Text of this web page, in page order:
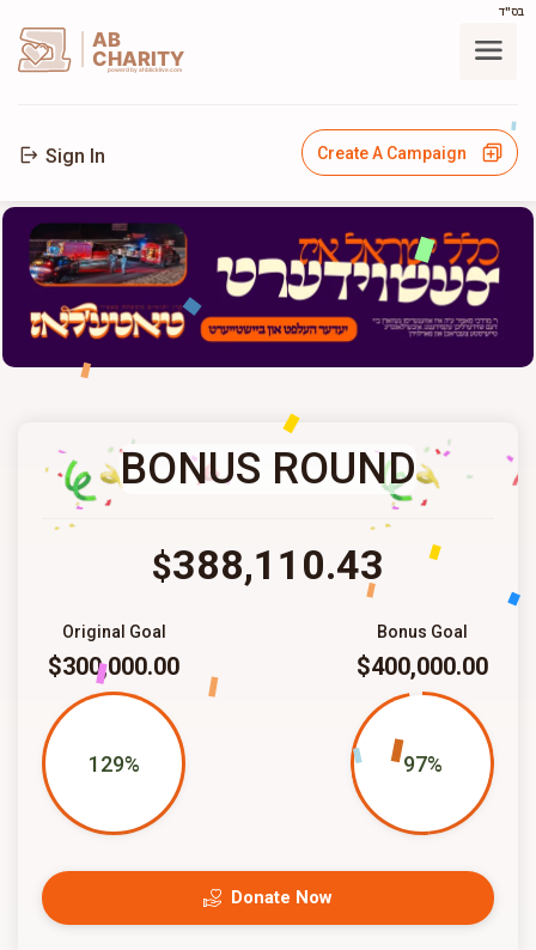
בס"ד
AB
CHARITY
powerd by ahblicklive.com
Sign In Create A Campaign
BONUS ROUND
$388,110.43
Bonus Goal
$400,000.00
97%
Original Goal
$300,000.00
129%
Donate Now